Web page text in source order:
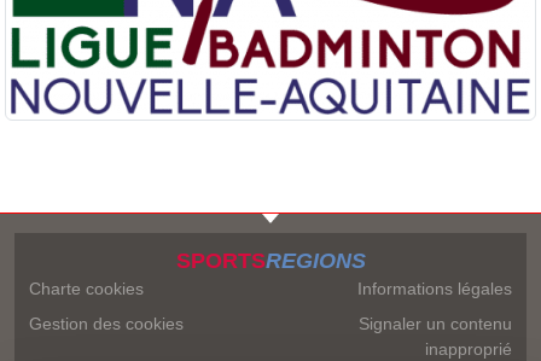
SPORTSREGIONS
Charte cookies
Gestion des cookies
Informations légales
Signaler un contenu
inapproprié